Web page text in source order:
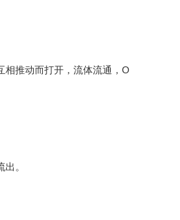
推动而打开，流体流通，O
。